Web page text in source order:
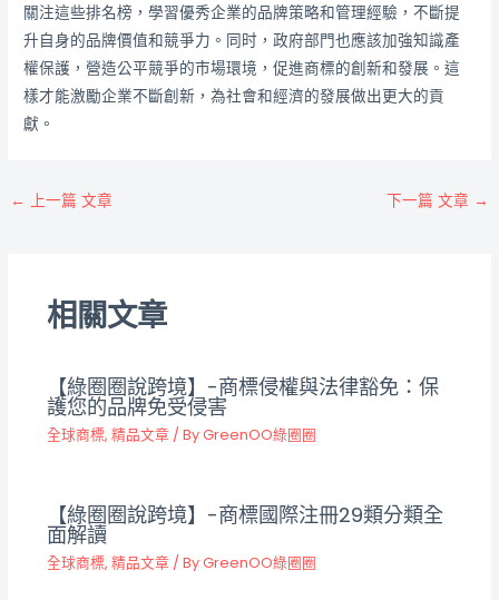
關注這些排名榜，學習優秀企業的品牌策略和管理經驗，不斷提
升自身的品牌價值和競爭力。同时，政府部門也應該加強知識產
權保護，營造公平競爭的市場環境，促進商標的創新和發展。這
樣才能激勵企業不斷創新，為社會和經濟的發展做出更大的貢
獻。
← 上一篇 文章 下一篇 文章 →
相關文章
【綠圈圈說跨境】-商標侵權與法律豁免：保
護您的品牌免受侵害
全球商標, 精品文章 / ByGreenOO綠圈圈
【綠圈圈說跨境】-商標國際注冊29類分類全
面解讀
全球商標, 精品文章 / ByGreenOO綠圈圈